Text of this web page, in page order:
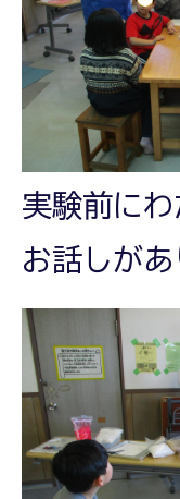
実験前に
お話しが